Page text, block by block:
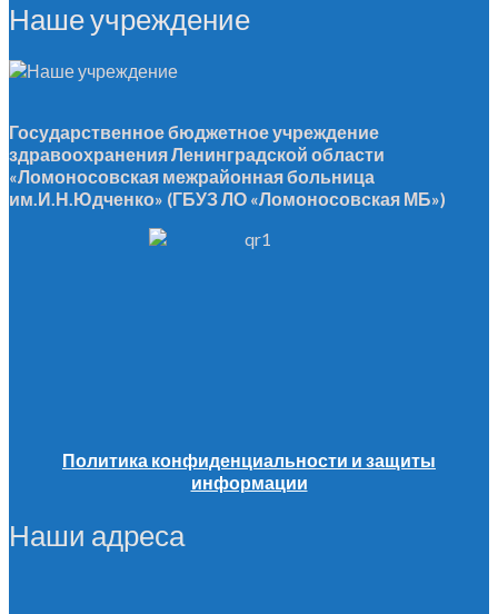
Наше учреждение
Государственное бюджетное учреждение
здравоохранения Ленинградской области
«Ломоносовская межрайонная больница
им.И.Н.Юдченко» (ГБУЗ ЛО «Ломоносовская МБ»)
Политика конфиденциальности и защиты
информации
Наши адреса